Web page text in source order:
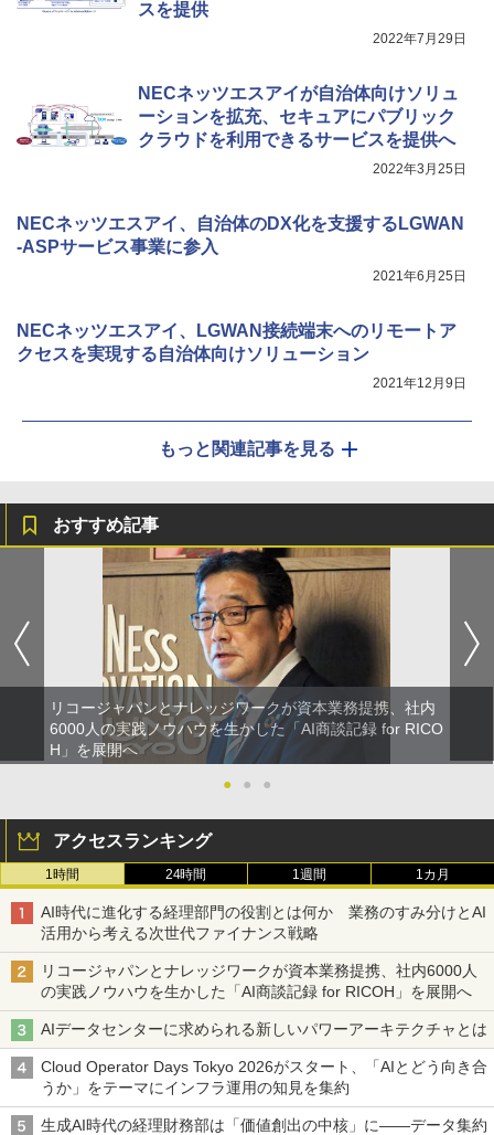
スを提供
2022年7月29日
NECネッツエスアイが自治体向けソリュ
ーションを拡充、セキュアにパブリック
クラウドを利用できるサービスを提供へ
2022年3月25日
NECネッツエスアイ、自治体のDX化を支援するLGWAN
-ASPサービス事業に参入
2021年6月25日
NECネッツエスアイ、LGWAN接続端末へのリモートア
クセスを実現する自治体向けソリューション
2021年12月9日
もっと関連記事を見る
おすすめ記事
リコージャパンとナレッジワークが資本業務提携、社内
6000人の実践ノウハウを生かした「AI商談記録 for RICO
H」を展開へ
●
● ●
アクセスランキング
1時間 24時間 1週間 1カ月
AI時代に進化する経理部門の役割とは何か 業務のすみ分けとAI
活用から考える次世代ファイナンス戦略
リコージャパンとナレッジワークが資本業務提携、社内6000人
の実践ノウハウを生かした「AI商談記録 for RICOH」を展開へ
AIデータセンターに求められる新しいパワーアーキテクチャとは
Cloud Operator Days Tokyo 2026がスタート、「AIとどう向き合
うか」をテーマにインフラ運用の知見を集約
生成AI時代の経理財務部は「価値創出の中核」に――データ集約